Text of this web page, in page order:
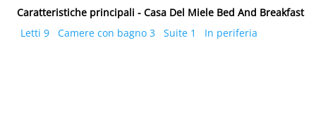
Caratteristiche principali - Casa Del Miele Bed And Breakfast
Letti 9
Camere con bagno 3 Suite 1 In periferia